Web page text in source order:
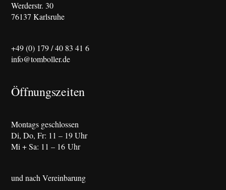
Werderstr. 30
76137 Karlsruhe
+49 (0) 179 / 40 83 41 6
info@tomboller.de
Öffnungszeiten
Montags geschlossen
Di, Do, Fr: 11 – 19 Uhr
Mi + Sa: 11 – 16 Uhr
und nach Vereinbarung